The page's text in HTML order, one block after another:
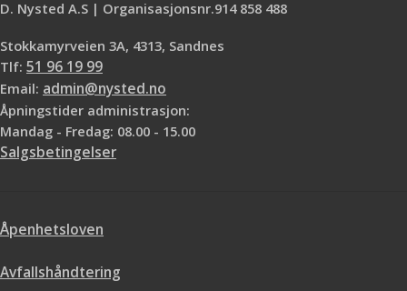
D. Nysted A.S | Organisasjonsnr.914 858 488
Stokkamyrveien 3A, 4313, Sandnes
Tlf: 51 96 19 99
Email: admin@nysted.no
Åpningstider administrasjon:
Mandag - Fredag: 08.00 - 15.00
Salgsbetingelser
Åpenhetsloven
Avfallshåndtering